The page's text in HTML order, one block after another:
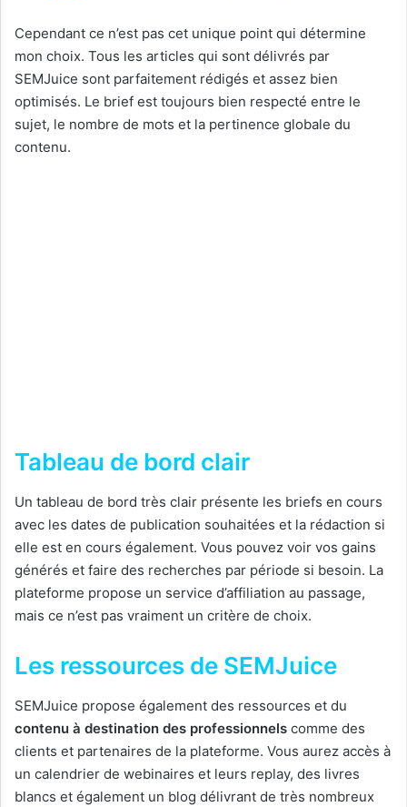
Cependant ce n’est pas cet unique point qui détermine
mon choix. Tous les articles qui sont délivrés par
SEMJuice sont parfaitement rédigés et assez bien
optimisés. Le brief est toujours bien respecté entre le
sujet, le nombre de mots et la pertinence globale du
contenu.
Tableau de bord clair
Un tableau de bord très clair présente les briefs en cours
avec les dates de publication souhaitées et la rédaction si
elle est en cours également. Vous pouvez voir vos gains
générés et faire des recherches par période si besoin. La
plateforme propose un service d’affiliation au passage,
mais ce n’est pas vraiment un critère de choix.
Les ressources de SEMJuice
SEMJuice propose également des ressources et du
contenu à destination des professionnels comme des
clients et partenaires de la plateforme. Vous aurez accès à
un calendrier de webinaires et leurs replay, des livres
blancs et également un blog délivrant de très nombreux